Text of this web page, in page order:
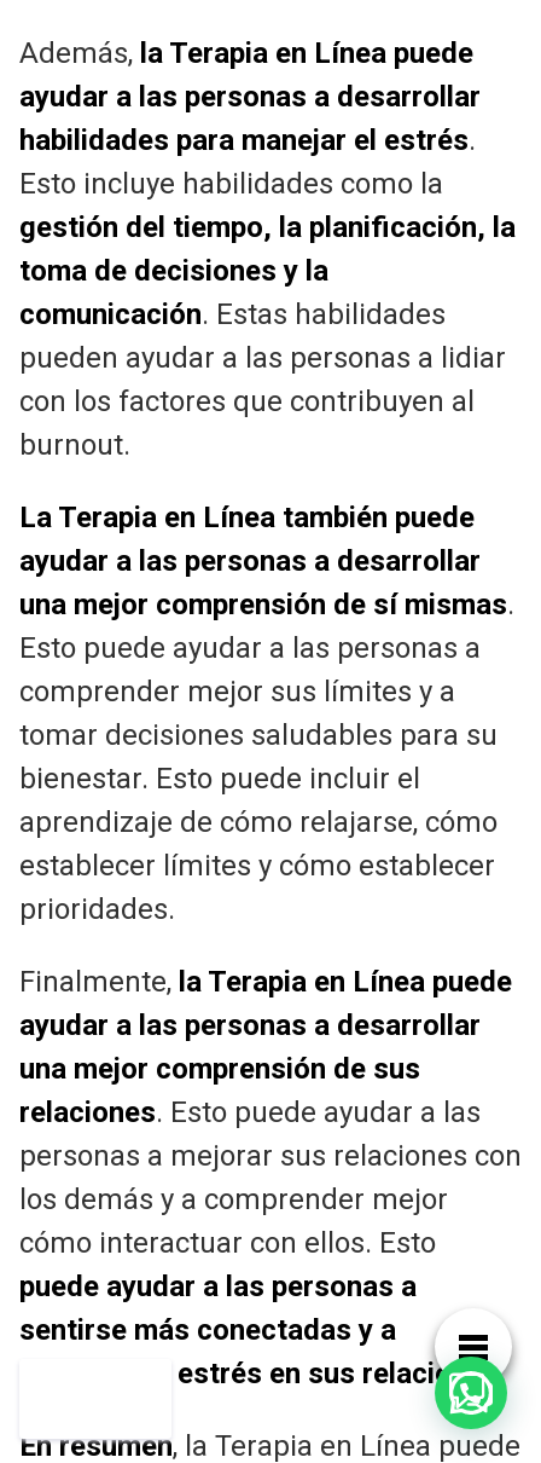
Además, la Terapia en Línea puede
ayudar a las personas a desarrollar
habilidades para manejar el estrés.
Esto incluye habilidades como la
gestión del tiempo, la planificación, la
toma de decisiones y la
comunicación. Estas habilidades
pueden ayudar a las personas a lidiar
con los factores que contribuyen al
burnout.
La Terapia en Línea también puede
ayudar a las personas a desarrollar
una mejor comprensión de sí mismas.
Esto puede ayudar a las personas a
comprender mejor sus límites y a
tomar decisiones saludables para su
bienestar. Esto puede incluir el
aprendizaje de cómo relajarse, cómo
establecer límites y cómo establecer
prioridades.
Finalmente, la Terapia en Línea puede
ayudar a las personas a desarrollar
una mejor comprensión de sus
relaciones. Esto puede ayudar a las
personas a mejorar sus relaciones con
los demás y a comprender mejor
cómo interactuar con ellos. Esto
puede ayudar a las personas a
sentirse más conectadas y a
disminuir el estrés en sus relaciones.
En resumen, la Terapia en Línea puede